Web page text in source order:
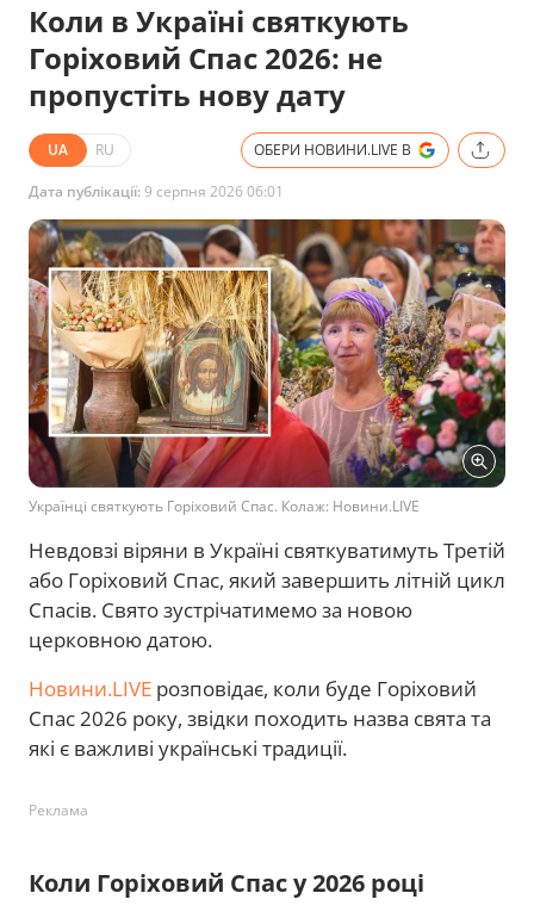
Коли в Україні святкують
Горіховий Спас 2026: не
пропустіть нову дату
UA RU ОБЕРИ НОВИНИ.LIVE В
Дата публікації:9 серпня 2026 06:01
Українці святкують Горіховий Спас. Колаж: Новини.LIVE
Невдовзі віряни в Україні святкуватимуть Третій
або Горіховий Спас, який завершить літній цикл
Спасів. Свято зустрічатимемо за новою
церковною датою.
Новини.LIVE розповідає, коли буде Горіховий
Спас 2026 року, звідки походить назва свята та
які є важливі українські традиції.
Реклама
Коли Горіховий Спас у 2026 році